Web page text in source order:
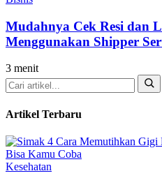
Mudahnya Cek Resi dan
Menggunakan Shipper
3 menit
Cari
Artikel Terbaru
Kesehatan